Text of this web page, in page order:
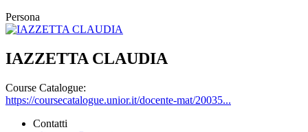
Persona
IAZZETTA CLAUDIA
Course Catalogue:
https://coursecatalogue.unior.it/docente-mat/20035...
Contatti